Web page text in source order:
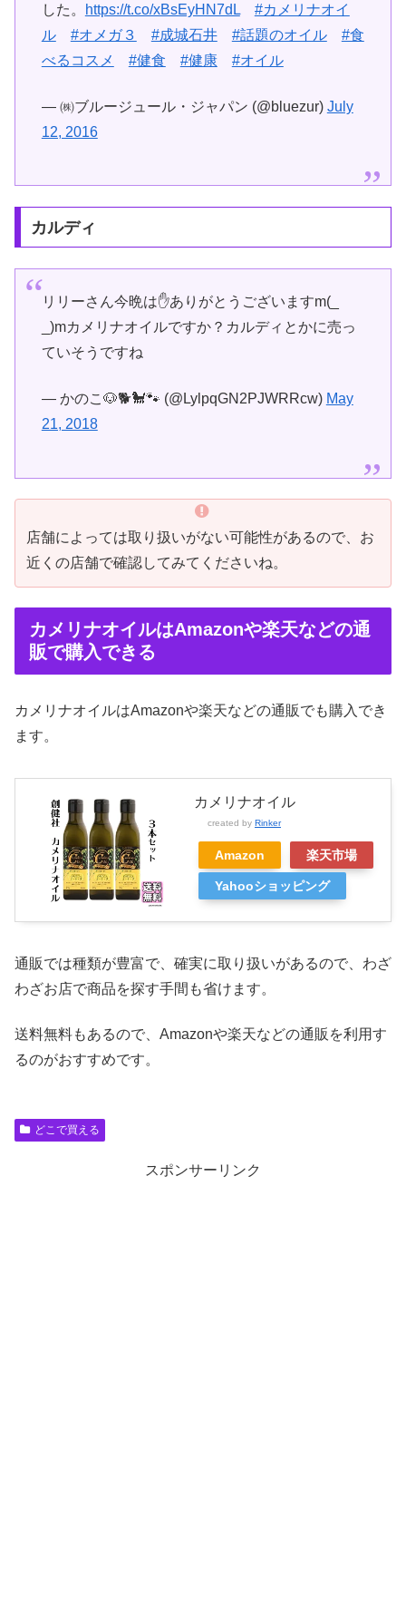
した。 https://t.co/xBsEyHN7dL
#カメリナオイ
ル
#オメガ３ #成城石井 #話題のオイル
#食
べるコスメ
#健食 #健康 #オイル
— ㈱ブルージュール・ジャパン (@bluezur) July
12, 2016
カルディ
リリーさん今晩は✋ありがとうございますm(_
_)mカメリナオイルですか？カルディとかに売っ
ていそうですね
— かのこ🐶🐕🐩🐾 (@LylpqGN2PJWRRcw) May
21, 2018
店舗によっては取り扱いがない可能性があるので、お
近くの店舗で確認してみてくださいね。
カメリナオイルはAmazonや楽天などの通
販で購入できる
カメリナオイルはAmazonや楽天などの通販でも購入でき
ます。
カメリナオイル
created by Rinker
Amazon 楽天市場
Yahooショッピング
通販では種類が豊富で、確実に取り扱いがあるので、わざ
わざお店で商品を探す手間も省けます。
送料無料もあるので、Amazonや楽天などの通販を利用す
るのがおすすめです。
どこで買える
スポンサーリンク